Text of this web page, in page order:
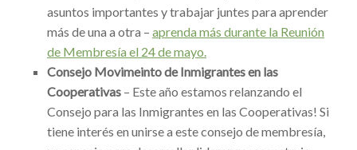
asuntos importantes y trabajar juntes para aprender
más de una a otra – aprenda más durante la Reunión
de Membresía el 24 de mayo.
Consejo Movimeinto de Inmigrantes en las
Cooperativas – Este año estamos relanzando el
Consejo para las Inmigrantes en las Cooperativas! Si
tiene interés en unirse a este consejo de membresía,